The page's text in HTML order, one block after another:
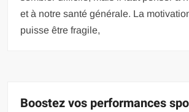
et à notre santé générale. La
puisse être fragile,
Boostez vos performances